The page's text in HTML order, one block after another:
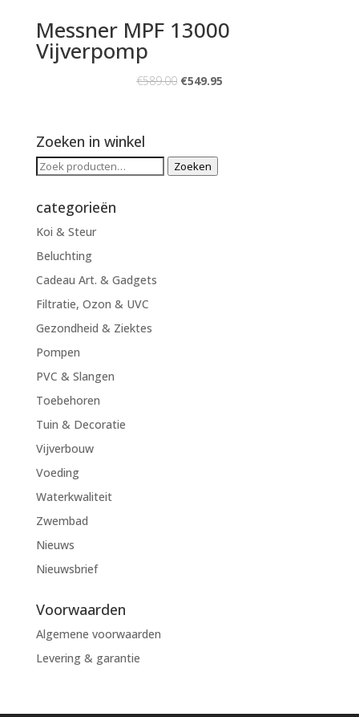
Messner MPF 13000
Vijverpomp
€589.00 €549.95
Zoeken in winkel
Zoeken
Zoeken
categorieën
Koi & Steur
Beluchting
Cadeau Art. & Gadgets
Filtratie, Ozon & UVC
Gezondheid & Ziektes
Pompen
PVC & Slangen
Toebehoren
Tuin & Decoratie
Vijverbouw
Voeding
Waterkwaliteit
Zwembad
Nieuws
Nieuwsbrief
Voorwaarden
Algemene voorwaarden
Levering & garantie